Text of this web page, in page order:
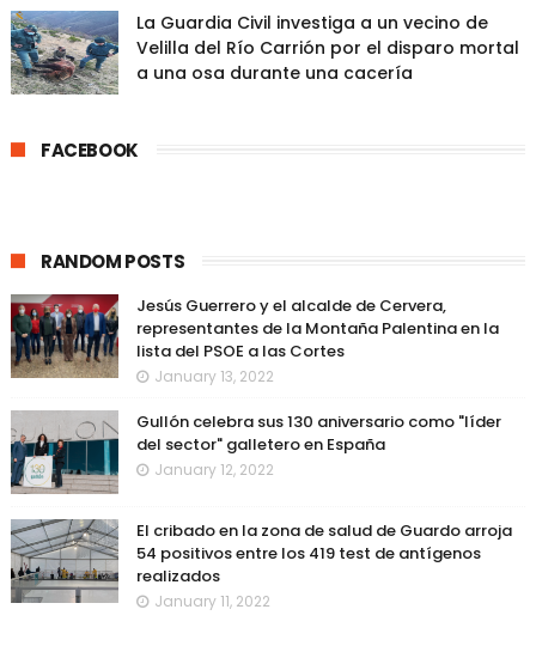
La Guardia Civil investiga a un vecino de
Velilla del Río Carrión por el disparo mortal
a una osa durante una cacería
FACEBOOK
RANDOM POSTS
Jesús Guerrero y el alcalde de Cervera,
representantes de la Montaña Palentina en la
lista del PSOE a las Cortes
January 13, 2022
Gullón celebra sus 130 aniversario como "líder
del sector" galletero en España
January 12, 2022
El cribado en la zona de salud de Guardo arroja
54 positivos entre los 419 test de antígenos
realizados
January 11, 2022